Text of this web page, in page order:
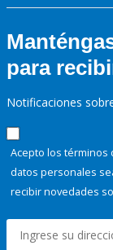
para
Notificaciones
Acepto los términos
datos personales
recibir novedades